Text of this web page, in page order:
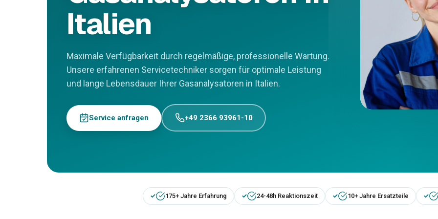
Italien
Maximale Verfügbarkeit durch regelmäßige, professionelle Wartung.
Unsere erfahrenen Servicetechniker sorgen für optimale Leistung
und lange Lebensdauer Ihrer Gasanalysatoren in Italien.
Service anfragen +49 2366 93961-10
175+ Jahre Erfahrung 24-48h Reaktionszeit 10+ Jahre Ersatzteile